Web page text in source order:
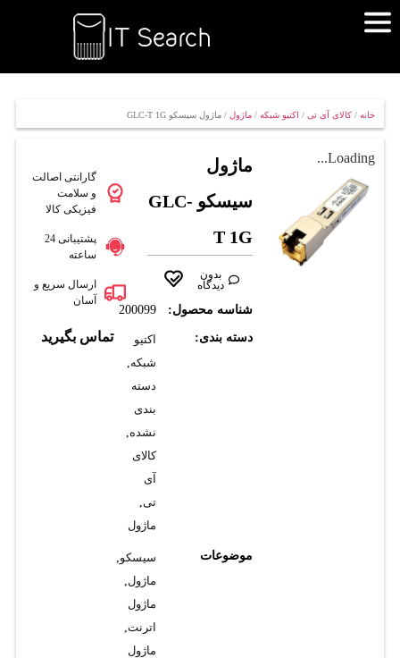
خانه/ کالای آی تی/ اکتیو شبکه/ ماژول / ماژول سيسکو GLC-T 1G
Loading...
ماژول
سيسکو GLC-
T 1G
بدون
دیدگاه
شناسه محصول: 200099
دسته بندی:
اکتیو
شبکه,
دسته
بندی
نشده,
کالای
آی
تی,
ماژول
موضوعات سیسکو,
ماژول,
ماژول
اترنت,
ماژول
گارانتی اصالت
و سلامت
فیزیکی کالا
پشتیبانی 24
ساعته
ارسال سریع و
آسان
تماس بگیرید